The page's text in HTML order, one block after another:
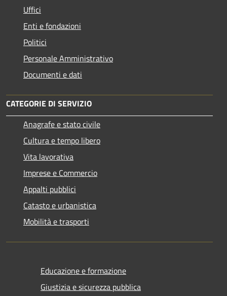
Uffici
Enti e fondazioni
Politici
Personale Amministrativo
Documenti e dati
CATEGORIE DI SERVIZIO
Anagrafe e stato civile
Cultura e tempo libero
Vita lavorativa
Imprese e Commercio
Appalti pubblici
Catasto e urbanistica
Mobilità e trasporti
Educazione e formazione
Giustizia e sicurezza pubblica